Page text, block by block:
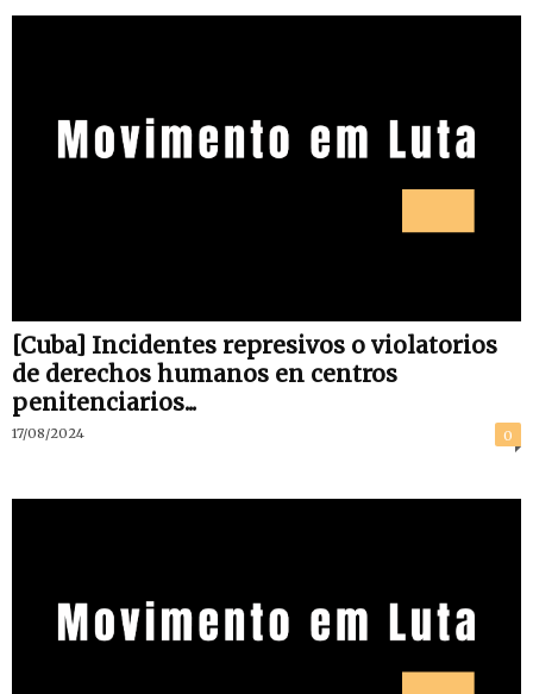
[Cuba] Incidentes represivos o violatorios
de derechos humanos en centros
penitenciarios...
17/08/2024 0